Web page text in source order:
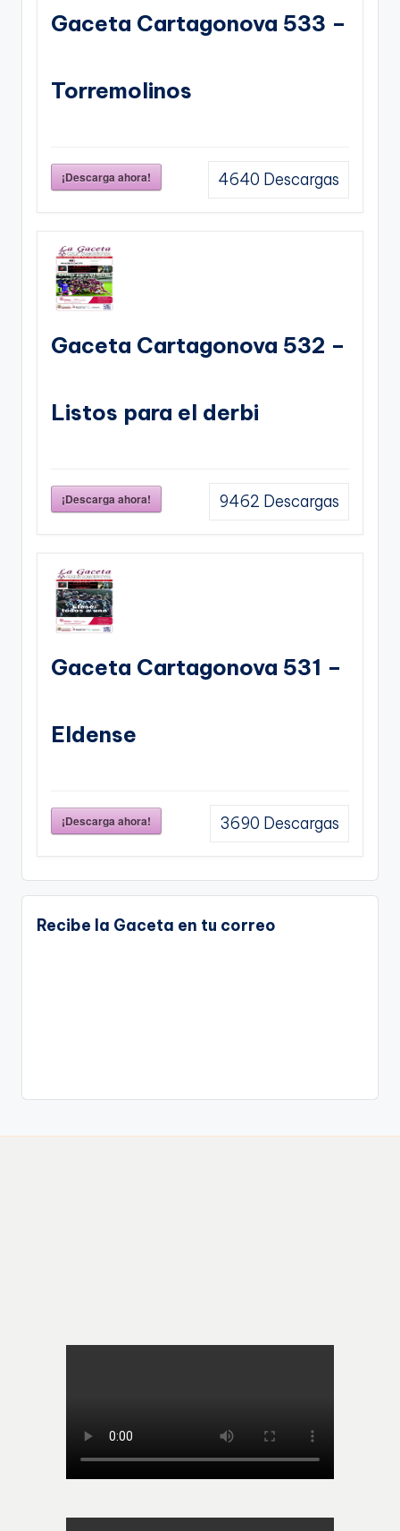
Gaceta Cartagonova 533 –
Torremolinos
¡Descarga ahora! 4640 Descargas
Gaceta Cartagonova 532 –
Listos para el derbi
¡Descarga ahora! 9462 Descargas
Gaceta Cartagonova 531 –
Eldense
¡Descarga ahora! 3690 Descargas
Recibe la Gaceta en tu correo